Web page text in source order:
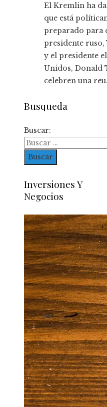
El Kremlin ha
que está
preparado para
presidente
y el presidente
Unidos, Donald
celebren una
Busqueda
Buscar:
Inversiones Y
Negocios